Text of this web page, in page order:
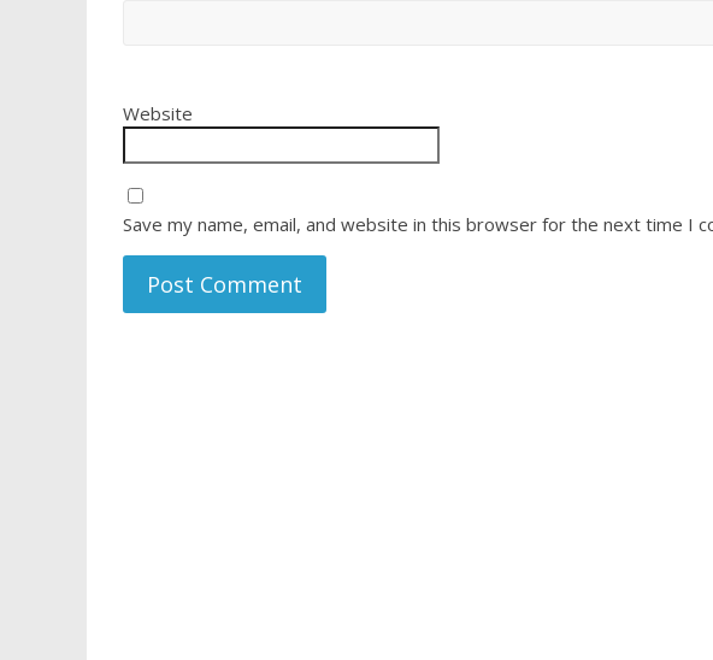
Website
Save my name, email, and website in this browser for the next time I